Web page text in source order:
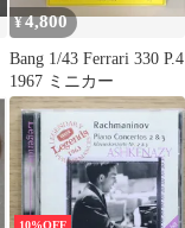
¥4,800
Bang 1/43 Ferrari 330 P.4
1967 ミニカー